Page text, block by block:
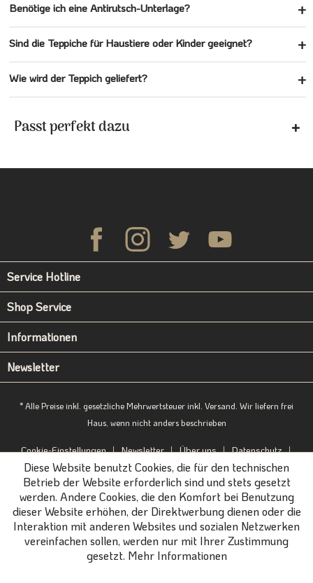
Benötige ich eine Antirutsch-Unterlage?
Sind die Teppiche für Haustiere oder Kinder geeignet?
Wie wird der Teppich geliefert?
Passt perfekt dazu
Service Hotline
Shop Service
Informationen
Newsletter
* Alle Preise inkl. gesetzliche Mehrwertsteuer inkl. Versand. Wir liefern frei
Haus, wenn nicht anders beschrieben
Cookie-Einstellungen Newsletter Über uns
Datenschutz
Impressum
B2B-Portal
Diese Website benutzt Cookies, die für den technischen
Betrieb der Website erforderlich sind und stets gesetzt
werden. Andere Cookies, die den Komfort bei Benutzung
dieser Website erhöhen, der Direktwerbung dienen oder die
Interaktion mit anderen Websites und sozialen Netzwerken
vereinfachen sollen, werden nur mit Ihrer Zustimmung
gesetzt. Mehr Informationen